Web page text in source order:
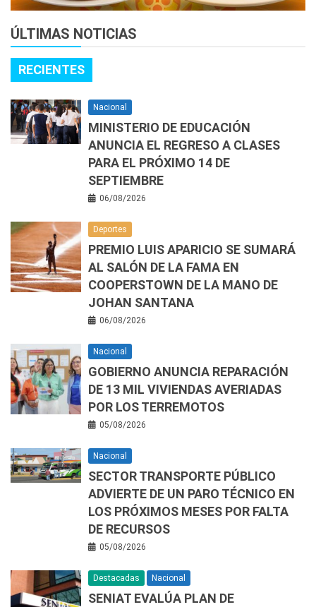
ÚLTIMAS NOTICIAS
RECIENTES
Nacional
MINISTERIO DE EDUCACIÓN
ANUNCIA EL REGRESO A CLASES
PARA EL PRÓXIMO 14 DE
SEPTIEMBRE
06/08/2026
Deportes
PREMIO LUIS APARICIO SE SUMARÁ
AL SALÓN DE LA FAMA EN
COOPERSTOWN DE LA MANO DE
JOHAN SANTANA
06/08/2026
Nacional
GOBIERNO ANUNCIA REPARACIÓN
DE 13 MIL VIVIENDAS AVERIADAS
POR LOS TERREMOTOS
05/08/2026
Nacional
SECTOR TRANSPORTE PÚBLICO
ADVIERTE DE UN PARO TÉCNICO EN
LOS PRÓXIMOS MESES POR FALTA
DE RECURSOS
05/08/2026
Destacadas Nacional
SENIAT EVALÚA PLAN DE